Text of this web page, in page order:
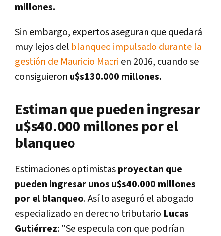
millones.
Sin embargo, expertos aseguran que quedará
muy lejos del blanqueo impulsado durante la
gestión de Mauricio Macri en 2016, cuando se
consiguieron u$s130.000 millones.
Estiman que pueden ingresar
u$s40.000 millones por el
blanqueo
Estimaciones optimistasproyectan que
pueden ingresar unos u$s40.000 millones
por el blanqueo. Así lo aseguró el abogado
especializado en derecho tributario Lucas
Gutiérrez: "Se especula con que podrían